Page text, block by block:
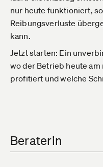
nur heute funktioniert,
Reibungsverluste
kann.
Jetzt starten: Ein
wo der Betrieb heute
profitiert und welche
Beraterin